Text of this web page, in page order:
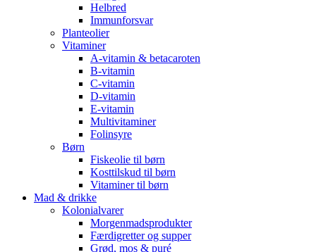
Helbred
Immunforsvar
Planteolier
Vitaminer
A-vitamin & betacaroten
B-vitamin
C-vitamin
D-vitamin
E-vitamin
Multivitaminer
Folinsyre
Børn
Fiskeolie til børn
Kosttilskud til børn
Vitaminer til børn
Mad & drikke
Kolonialvarer
Morgenmadsprodukter
Færdigretter og supper
Grød, mos & puré